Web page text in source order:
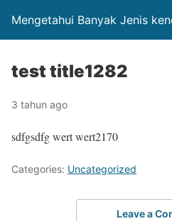
Mengetahui Banyak Jenis
test title1282
3 tahun ago
sdfgsdfg wert wert2170
Categories: Uncategorized
Leave a